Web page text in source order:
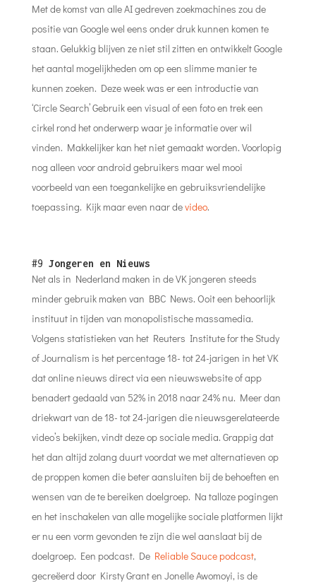
Met de komst van alle AI gedreven zoekmachines zou de
positie van Google wel eens onder druk kunnen komen te
staan. Gelukkig blijven ze niet stil zitten en ontwikkelt Google
het aantal mogelijkheden om op een slimme manier te
kunnen zoeken. Deze week was er een introductie van
‘Circle Search’ Gebruik een visual of een foto en trek een
cirkel rond het onderwerp waar je informatie over wil
vinden. Makkelijker kan het niet gemaakt worden. Voorlopig
nog alleen voor android gebruikers maar wel mooi
voorbeeld van een toegankelijke en gebruiksvriendelijke
toepassing. Kijk maar even naar devideo.
#9 Jongeren en Nieuws
Net als in Nederland maken in de VK jongeren steeds
minder gebruik maken van BBC News. Ooit een behoorlijk
instituut in tijden van monopolistische massamedia.
Volgens statistieken van het Reuters Institute for the Study
of Journalism is het percentage 18- tot 24-jarigen in het VK
dat online nieuws direct via een nieuwswebsite of app
benadert gedaald van 52% in 2018 naar 24% nu. Meer dan
driekwart van de 18- tot 24-jarigen die nieuwsgerelateerde
video’s bekijken, vindt deze op sociale media. Grappig dat
het dan altijd zolang duurt voordat we met alternatieven op
de proppen komen die beter aansluiten bij de behoeften en
wensen van de te bereiken doelgroep. Na talloze pogingen
en het inschakelen van alle mogelijke sociale platformen lijkt
er nu een vorm gevonden te zijn die wel aanslaat bij de
doelgroep. Een podcast. De Reliable Sauce podcast,
gecreëerd door Kirsty Grant en Jonelle Awomoyi, is de